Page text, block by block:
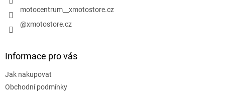
motocentrum__xmotostore.cz
@xmotostore.cz
Informace pro vás
Jak nakupovat
Obchodní podmínky